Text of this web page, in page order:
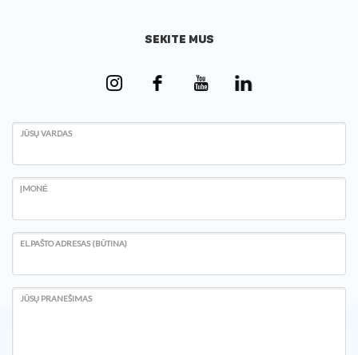
SEKITE MUS
JŪSŲ VARDAS
ĮMONĖ
EL.PAŠTO ADRESAS (BŪTINA)
JŪSŲ PRANEŠIMAS